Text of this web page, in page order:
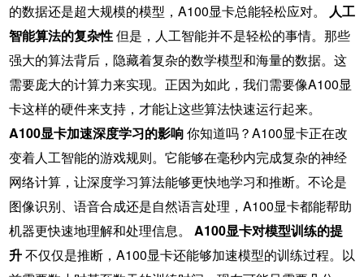
的数据还是超大规模的模型，A100显卡总能轻松应对。
人工
智能算法的复杂性但是，人工智能并不是轻松的事情。那些
强大的算法背后，隐藏着复杂的数学模型和海量的数据。这
需要庞大的计算力来实现。正因为如此，我们需要像A100显
卡这样的硬件来支持，才能让这些算法快速运行起来。
A100显卡加速深度学习的影响你知道吗？A100显卡正在改
变着人工智能的游戏规则。它能够在毫秒内完成复杂的神经
网络计算，让深度学习算法能够更快地学习和推断。不论是
图像识别、语音合成还是自然语言处理，A100显卡都能帮助
机器更快速地理解和处理信息。 A100显卡对模型训练的提
升不仅仅是推断，A100显卡还能够加速模型的训练过程。以